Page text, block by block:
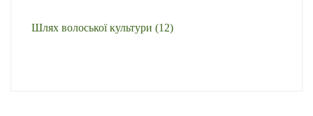
Шлях волоської культури (12)